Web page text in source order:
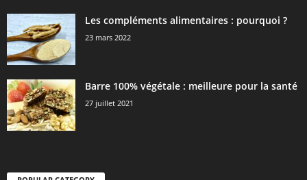
Les compléments alimentaires : pourquoi ?
23 mars 2022
Barre 100% végétale : meilleure pour la santé
27 juillet 2021